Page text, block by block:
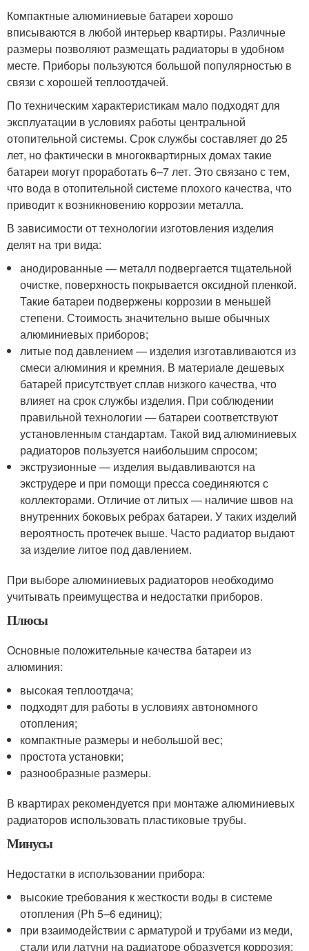
Компактные алюминиевые батареи хорошо
вписываются в любой интерьер квартиры. Различные
размеры позволяют размещать радиаторы в удобном
месте. Приборы пользуются большой популярностью в
связи с хорошей теплоотдачей.
По техническим характеристикам мало подходят для
эксплуатации в условиях работы центральной
отопительной системы. Срок службы составляет до 25
лет, но фактически в многоквартирных домах такие
батареи могут проработать 6–7 лет. Это связано с тем,
что вода в отопительной системе плохого качества, что
приводит к возникновению коррозии металла.
В зависимости от технологии изготовления изделия
делят на три вида:
анодированные — металл подвергается тщательной
очистке, поверхность покрывается оксидной пленкой.
Такие батареи подвержены коррозии в меньшей
степени. Стоимость значительно выше обычных
алюминиевых приборов;
литые под давлением — изделия изготавливаются из
смеси алюминия и кремния. В материале дешевых
батарей присутствует сплав низкого качества, что
влияет на срок службы изделия. При соблюдении
правильной технологии — батареи соответствуют
установленным стандартам. Такой вид алюминиевых
радиаторов пользуется наибольшим спросом;
экструзионные — изделия выдавливаются на
экструдере и при помощи пресса соединяются с
коллекторами. Отличие от литых — наличие швов на
внутренних боковых ребрах батареи. У таких изделий
вероятность протечек выше. Часто радиатор выдают
за изделие литое под давлением.
При выборе алюминиевых радиаторов необходимо
учитывать преимущества и недостатки приборов.
Плюсы
Основные положительные качества батареи из
алюминия:
высокая теплоотдача;
подходят для работы в условиях автономного
отопления;
компактные размеры и небольшой вес;
простота установки;
разнообразные размеры.
В квартирах рекомендуется при монтаже алюминиевых
радиаторов использовать пластиковые трубы.
Минусы
Недостатки в использовании прибора:
высокие требования к жесткости воды в системе
отопления (Ph 5–6 единиц);
при взаимодействии с арматурой и трубами из меди,
стали или латуни на радиаторе образуется коррозия;